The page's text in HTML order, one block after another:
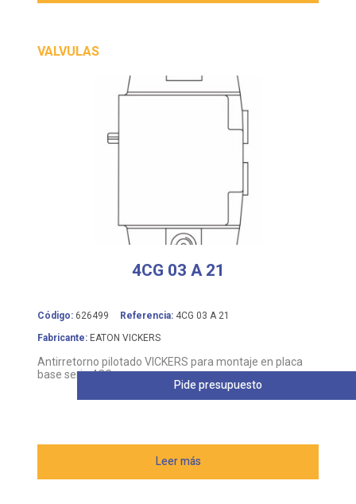
VALVULAS
4CG 03 A 21
Código: 626499 Referencia: 4CG 03 A 21
Fabricante: EATON VICKERS
Antirretorno pilotado VICKERS para montaje en placa
base serie 4CG
Leer más
Pide presupuesto